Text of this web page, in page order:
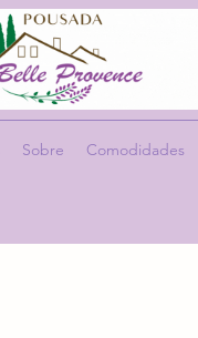
Sobre Comodidades